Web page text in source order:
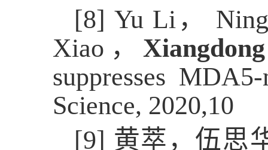
[8] Yu Li ，
Xiao ，
suppresses
Science, 2020,10
[9] 黄萃，伍思